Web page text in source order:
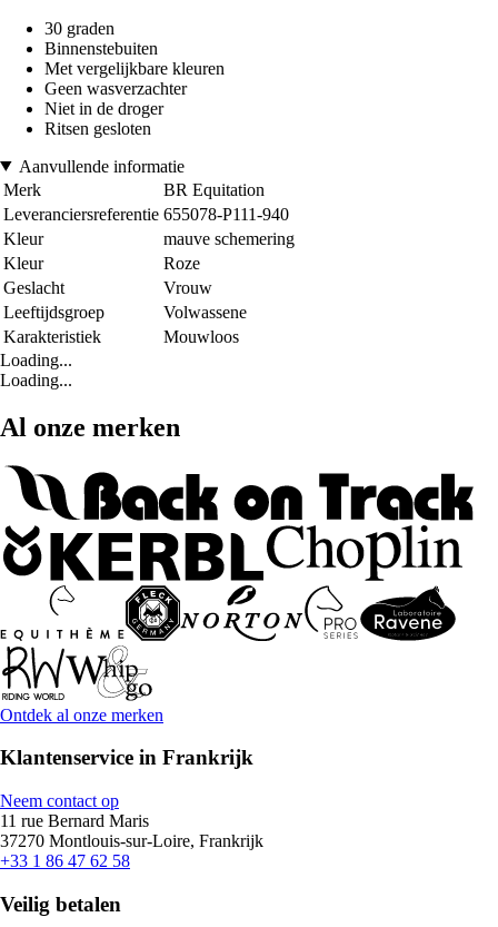
30 graden
Binnenstebuiten
Met vergelijkbare kleuren
Geen wasverzachter
Niet in de droger
Ritsen gesloten
Aanvullende informatie
Merk
BR Equitation
Leveranciersreferentie 655078-P111-940
Kleur
mauve schemering
Kleur
Roze
Geslacht
Vrouw
Leeftijdsgroep
Volwassene
Karakteristiek
Mouwloos
Loading...
Loading...
Al onze merken
Ontdek al onze merken
Klantenservice in Frankrijk
Neem contact op
11 rue Bernard Maris
37270 Montlouis-sur-Loire, Frankrijk
+33 1 86 47 62 58
Veilig betalen